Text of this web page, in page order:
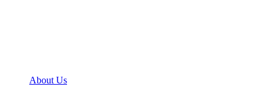
About Us